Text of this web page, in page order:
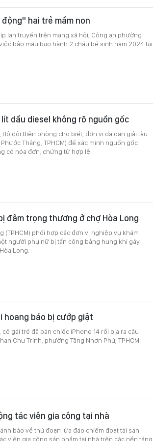
hai trẻ mầm non
lan truyền trên mạng xã hội, Công an phường
bảo mẫu bạo hành 2 cháu bé sinh năm 2024 tại
dầu diesel không rõ nguồn gốc
Bộ đội Biên phòng cho biết, đơn vị đã dẫn giải tàu
Thắng, TPHCM) để xác minh nguồn gốc
có hóa đơn, chứng từ hợp lệ.
đâm trọng thương ở chợ Hòa Long
(TPHCM) phối hợp các đơn vị nghiệp vụ khám
người phụ nữ bị tấn công bằng hung khí gây
Long.
hoang báo bị cướp giật
gái trẻ đã bán chiếc iPhone 14 rồi bịa ra câu
Chu Trinh, phường Tăng Nhơn Phú, TPHCM.
tác viên gia công tại nhà
báo về thủ đoạn lừa đảo chiếm đoạt tài sản
viên gia công sản phẩm tại nhà trên các nền tảng